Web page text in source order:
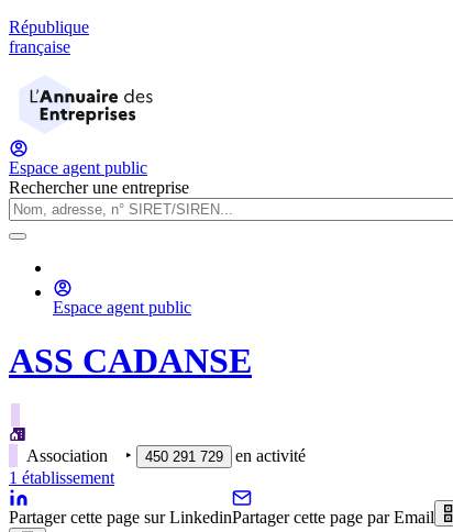
République
française
Espace agent public
Rechercher une entreprise
Espace agent public
ASS CADANSE
Association ‣ 450 291 729
en activité
1 établissement
Partager cette page sur LinkedinPartager cette page par Email